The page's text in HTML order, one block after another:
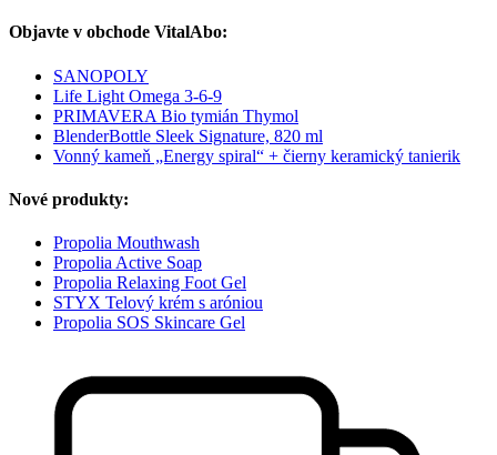
Objavte v obchode VitalAbo:
SANOPOLY
Life Light Omega 3-6-9
PRIMAVERA Bio tymián Thymol
BlenderBottle Sleek Signature, 820 ml
Vonný kameň „Energy spiral“ + čierny keramický tanierik
Nové produkty:
Propolia Mouthwash
Propolia Active Soap
Propolia Relaxing Foot Gel
STYX Telový krém s aróniou
Propolia SOS Skincare Gel